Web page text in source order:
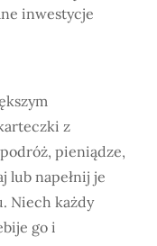
inwestycje
z
pieniądze,
lub napełnij je
Niech każdy
go i